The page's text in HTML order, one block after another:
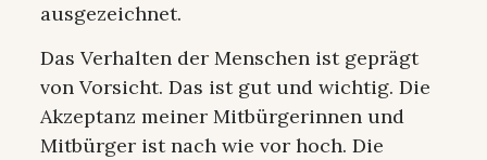
ausgezeichnet.
Das Verhalten der Menschen ist geprägt
von Vorsicht. Das ist gut und wichtig. Die
Akzeptanz meiner Mitbürgerinnen und
Mitbürger ist nach wie vor hoch. Die